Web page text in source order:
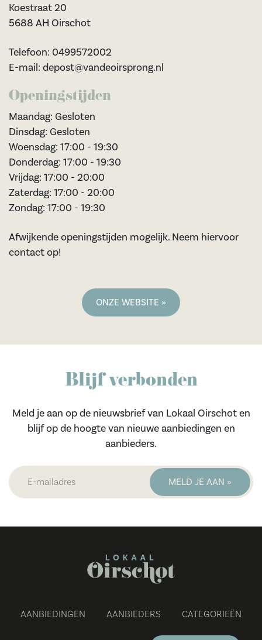
Koestraat 20
5688 AH Oirschot
Telefoon: 0499572002
E-mail: depost@vandeoirsprong.nl
Openingstijden
Maandag: Gesloten
Dinsdag: Gesloten
Woensdag: 17:00 - 19:30
Donderdag: 17:00 - 19:30
Vrijdag: 17:00 - 20:00
Zaterdag: 17:00 - 20:00
Zondag: 17:00 - 19:30
Afwijkende openingstijden mogelijk. Neem hiervoor
contact op!
ONZE WEBSITE »
Blijf verbonden
Meld je aan op de nieuwsbrief van Lokaal Oirschot en
blijf op de hoogte van nieuwe aanbiedingen en
aanbieders.
AANBIEDINGEN AANBIEDERS CATEGORIEËN